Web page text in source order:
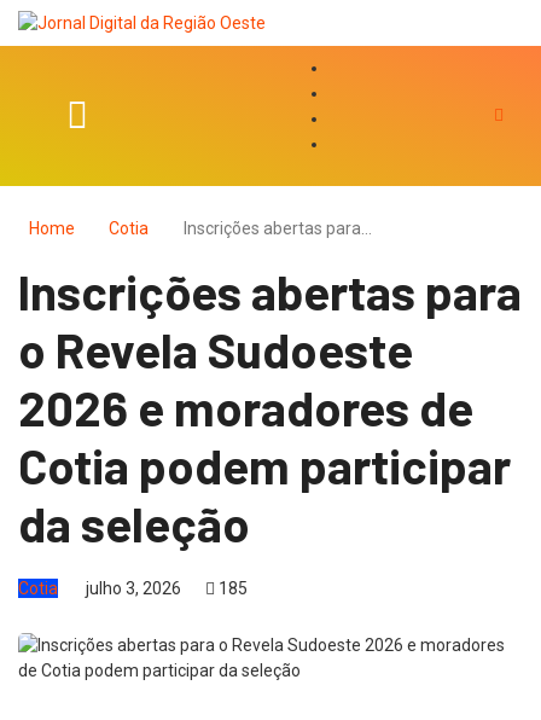
Home Cotia Inscrições abertas para…
Inscrições abertas para
o Revela Sudoeste
2026 e moradores de
Cotia podem participar
da seleção
Cotia julho 3, 2026 185